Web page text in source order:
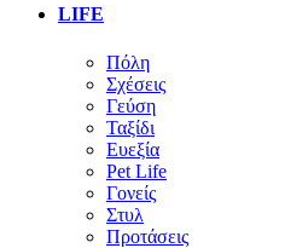
LIFE
Πόλη
Σχέσεις
Γεύση
Ταξίδι
Ευεξία
Pet Life
Γονείς
Στυλ
Προτάσεις